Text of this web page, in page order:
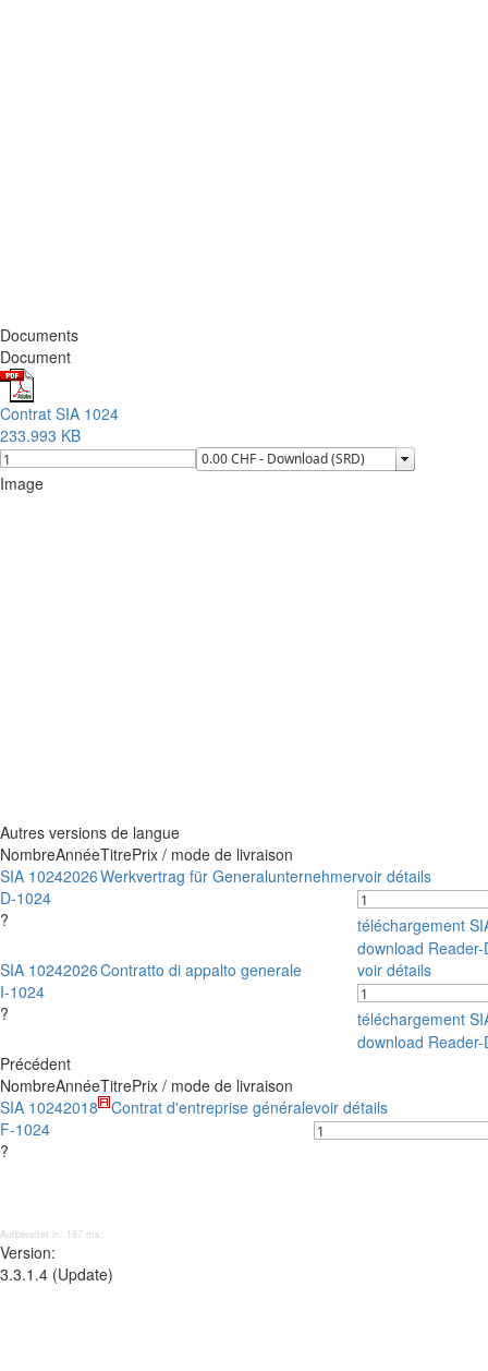
Documents
Document
Contrat SIA 1024
233.993 KB
Image
Autres versions de langue
NombreAnnéeTitrePrix / mode de livraison
SIA 1024
D-1024
?
2026Werkvertrag für Generalunternehmervoir détails
téléchargement
download
SIA 1024
I-1024
?
2026Contratto di appalto generale voir détails
téléchargement
download
Précédent
NombreAnnéeTitrePrix / mode de livraison
SIA 1024
F-1024
?
2018 Contrat d'entreprise généralevoir détails
Aufbereitet in: 187 ms;
Version:
3.3.1.4 (Update)